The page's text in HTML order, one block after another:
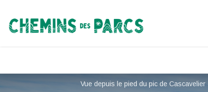
Chemins des Parcs